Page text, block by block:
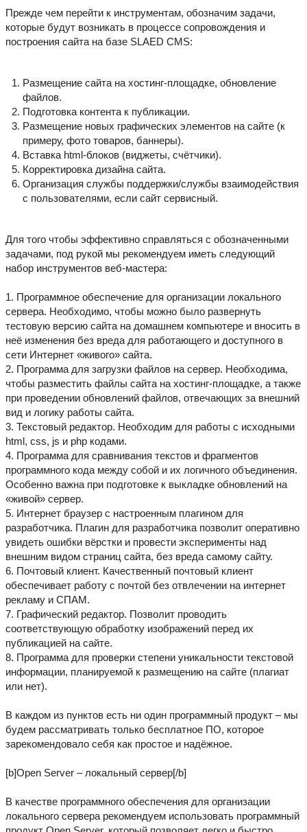
Прежде чем перейти к инструментам, обозначим задачи,
которые будут возникать в процессе сопровождения и
построения сайта на базе SLAED CMS:
Размещение сайта на хостинг-площадке, обновление
файлов.
Подготовка контента к публикации.
Размещение новых графических элементов на сайте (к
примеру, фото товаров, баннеры).
Вставка html-блоков (виджеты, счётчики).
Корректировка дизайна сайта.
Организация службы поддержки/службы взаимодействия
с пользователями, если сайт сервисный.
Для того чтобы эффективно справляться с обозначенными
задачами, под рукой мы рекомендуем иметь следующий
набор инструментов веб-мастера:
1. Программное обеспечение для организации локального
сервера. Необходимо, чтобы можно было развернуть
тестовую версию сайта на домашнем компьютере и вносить в
неё изменения без вреда для работающего и доступного в
сети Интернет «живого» сайта.
2. Программа для загрузки файлов на сервер. Необходима,
чтобы разместить файлы сайта на хостинг-площадке, а также
при проведении обновлений файлов, отвечающих за внешний
вид и логику работы сайта.
3. Текстовый редактор. Необходим для работы с исходными
html, css, js и php кодами.
4. Программа для сравнивания текстов и фрагментов
программного кода между собой и их логичного объединения.
Особенно важна при подготовке к выкладке обновлений на
«живой» сервер.
5. Интернет браузер с настроенным плагином для
разработчика. Плагин для разработчика позволит оперативно
увидеть ошибки вёрстки и провести эксперименты над
внешним видом страниц сайта, без вреда самому сайту.
6. Почтовый клиент. Качественный почтовый клиент
обеспечивает работу с почтой без отвлечении на интернет
рекламу и СПАМ.
7. Графический редактор. Позволит проводить
соответствующую обработку изображений перед их
публикацией на сайте.
8. Программа для проверки степени уникальности текстовой
информации, планируемой к размещению на сайте (плагиат
или нет).
В каждом из пунктов есть ни один программный продукт – мы
будем рассматривать только бесплатное ПО, которое
зарекомендовало себя как простое и надёжное.
[b]Open Server – локальный сервер[/b]
В качестве программного обеспечения для организации
локального сервера рекомендуем использовать программный